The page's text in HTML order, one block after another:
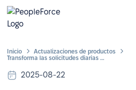
Inicio
Actualizaciones de productos
Transforma las solicitudes diarias de RR. HH. en un proceso ágil y smart con nuestros Formularios de Solicitud
2025-08-22